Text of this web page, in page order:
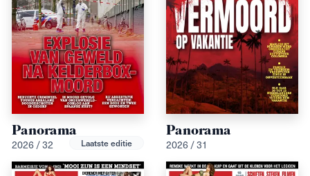
Panorama
2026 / 32 Laatste editie
Panorama
2026 / 31